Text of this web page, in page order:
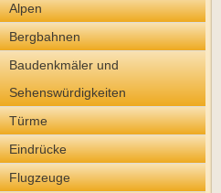
Alpen
Bergbahnen
Baudenkmäler und
Sehenswürdigkeiten
Türme
Eindrücke
Flugzeuge